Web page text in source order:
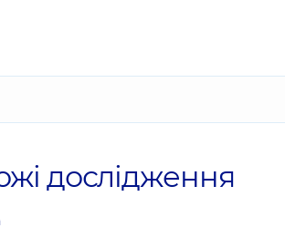
дослідження